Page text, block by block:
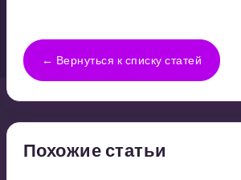
← Вернуться к списку статей
Похожие статьи